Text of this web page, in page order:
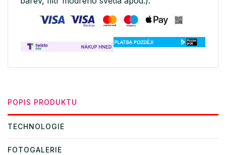
POPIS PRODUKTU
TECHNOLOGIE
FOTOGALERIE